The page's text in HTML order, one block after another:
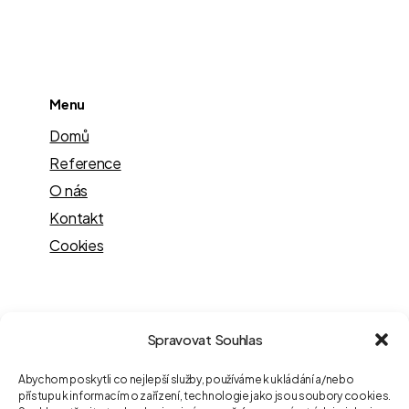
Spravovat Souhlas
Abychom poskytli co nejlepší služby, používáme k ukládání a/nebo
přístupu k informacím o zařízení, technologie jako jsou soubory cookies.
Menu
Domů
Reference
O nás
Kontakt
Cookies
Nové Město, 110 00 Praha